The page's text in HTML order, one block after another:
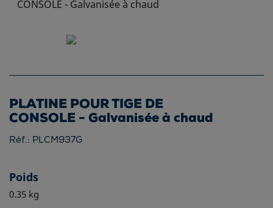
CONSOLE - Galvanisée à chaud
PLATINE POUR TIGE DE
CONSOLE - Galvanisée à chaud
Réf.: PLCM937G
Poids
0.35 kg